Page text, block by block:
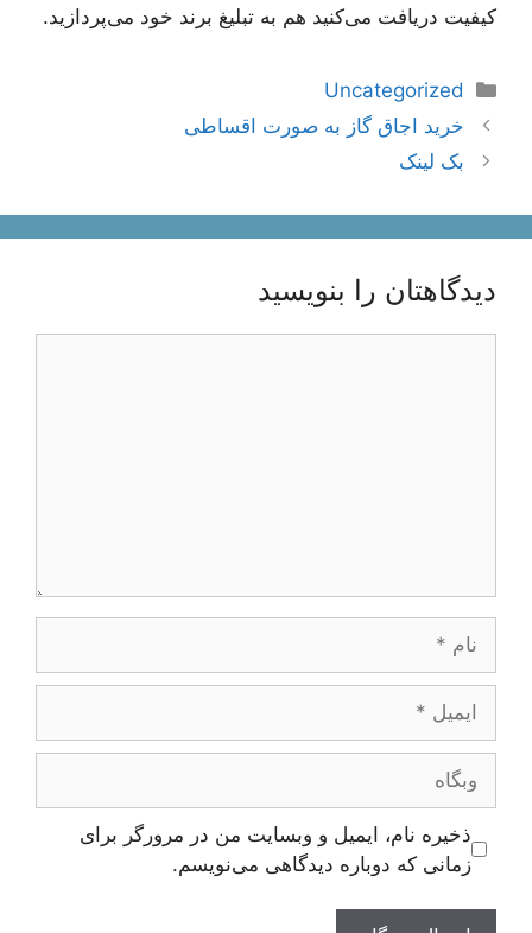
کیفیت دریافت می‌کنید هم به تبلیغ برند خود می‌پردازید.
دسته‌ها
Uncategorized
ناوبری
نوشته‌ها
خرید اجاق گاز به صورت اقساطی
بک لینک
دیدگاهتان را بنویسید
وبگاه
ذخیره نام، ایمیل و وبسایت من در مرورگر برای
زمانی که دوباره دیدگاهی می‌نویسم.